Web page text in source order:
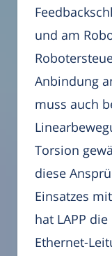
und am
Anbindung
muss auch
Torsion
diese
Einsatzes
hat LAPP
Ethernet-